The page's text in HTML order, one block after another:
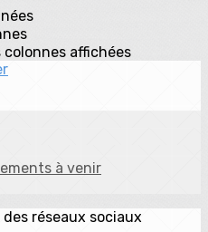
affichées
à venir
réseaux sociaux